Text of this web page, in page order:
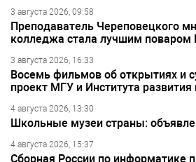
3 августа 2026, 09:58
Преподаватель Череповецкого
колледжа стала лучшим поваром
3 августа 2026, 16:33
Восемь фильмов об открытиях и
проект МГУ и Института развития
4 августа 2026, 13:30
Школьные музеи страны:
4 августа 2026, 15:37
Сборная России по информатике